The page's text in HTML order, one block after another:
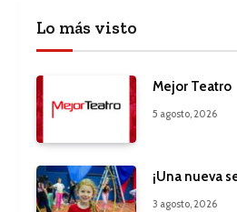
Lo más visto
Mejor Teatro
5 agosto, 2026
¡Una nueva
3 agosto, 2026